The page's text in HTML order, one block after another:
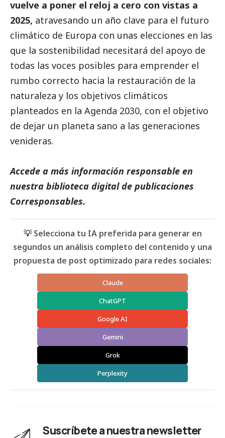
vuelve a poner el reloj a cero con vistas a
2025, atravesando un año clave para el futuro
climático de Europa con unas elecciones en las
que la sostenibilidad necesitará del apoyo de
todas las voces posibles para emprender el
rumbo correcto hacia la restauración de la
naturaleza y los objetivos climáticos
planteados en la Agenda 2030, con el objetivo
de dejar un planeta sano a las generaciones
venideras.
Accede a más información responsable en
nuestra biblioteca digital de publicaciones
Corresponsables.
💡 Selecciona tu IA preferida para generar en
segundos un análisis completo del contenido y una
propuesta de post optimizado para redes sociales:
Claude
ChatGPT
Google AI
Gemini
Grok
Perplexity
Suscríbete a nuestra newsletter